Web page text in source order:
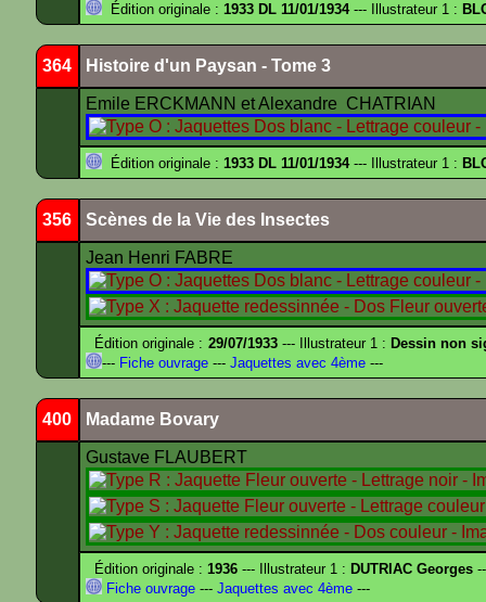
Édition originale : 1933 DL 11/01/1934--- Illustrateur 1 :
364 Histoire d'un Paysan - Tome 3
Emile ERCKMANN et Alexandre CHATRIAN
Édition originale : 1933 DL 11/01/1934--- Illustrateur 1 :
356 Scènes de la Vie des Insectes
Jean Henri FABRE
Édition originale : 29/07/1933--- Illustrateur 1 : Dessin non
--- Fiche ouvrage --- Jaquettes avec 4ème ---
400 Madame Bovary
Gustave FLAUBERT
Édition originale :1936 --- Illustrateur 1 : DUTRIAC Georges
Fiche ouvrage --- Jaquettes avec 4ème ---